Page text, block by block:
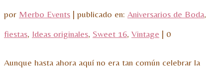
por Merbo Events | publicado en: Aniversarios de Boda,
fiestas, Ideas originales, Sweet 16, Vintage | 0
Aunque hasta ahora aquí no era tan común celebrar la